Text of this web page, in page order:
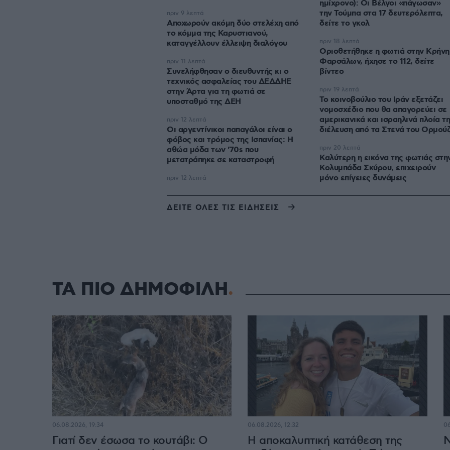
Αποχωρούν ακόμη δύο στελέχη από
το κόμμα της Καρυστιανού,
καταγγέλλουν έλλειψη διαλόγου
πριν 9 λεπτά
Συνελήφθησαν ο διευθυντής κι ο
τεχνικός ασφαλείας του ΔΕΔΔΗΕ
στην Άρτα για τη φωτιά σε
υποσταθμό της ΔΕΗ
πριν 11 λεπτά
Οι αργεντίνικοι παπαγάλοι είναι ο
φόβος και τρόμος της Ισπανίας: Η
αθώα μόδα των '70s που
μετατράπηκε σε καταστροφή
πριν 12 λεπτά
πριν 12 λεπτά
ημίχρονο): Οι Βέλγοι «πάγωσαν»
την Τούμπα στα 17 δευτερόλεπτα,
δείτε το γκολ
Οριοθετήθηκε η φωτιά στην Κρήνη
Φαρσάλων, ήχησε το 112, δείτε
βίντεο
πριν 18 λεπτά
Το κοινοβούλιο του Ιράν εξετάζει
νομοσχέδιο που θα απαγορεύει σε
αμερικανικά και ισραηλινά πλοία τη
διέλευση από τα Στενά του Ορμούζ
πριν 19 λεπτά
Καλύτερη η εικόνα της φωτιάς
Κολυμπάδα Σκύρου, επιχειρούν
μόνο επίγειες δυνάμεις
πριν 20 λεπτά
ΔΕΙΤΕ ΟΛΕΣ ΤΙΣ ΕΙΔΗΣΕΙΣ
ΤΑ ΠΙΟ ΔΗΜΟΦΙΛΗ
Γιατί δεν έσωσα το κουτάβι: Ο
06.08.2026, 19:34
Η αποκαλυπτική κατάθεση της
06.08.2026, 12:32